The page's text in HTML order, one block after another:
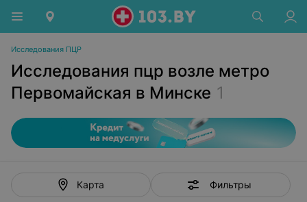
Исследования ПЦР
Исследования пцр возле метро
Первомайская в Минске 1
Карта Фильтры